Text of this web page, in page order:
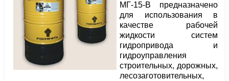
МГ-15-В предназначено
для использования в
качестве рабочей
жидкости систем
гидропривода и
гидроуправления
строительных, дорожных,
лесозаготовительных,